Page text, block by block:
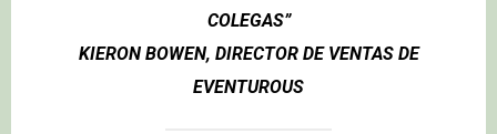
COLEGAS”
KIERON BOWEN, DIRECTOR DE VENTAS DE
EVENTUROUS